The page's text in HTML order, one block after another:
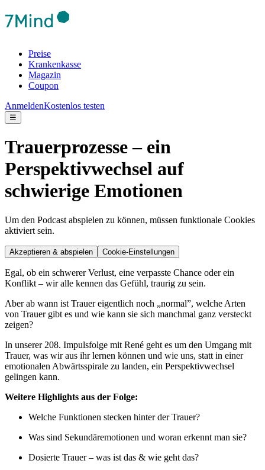
Preise
Krankenkasse
Magazin
Coupon
AnmeldenKostenlos testen
☰
Trauerprozesse – ein
Perspektivwechsel auf
schwierige Emotionen
Um den Podcast abspielen zu können, müssen funktionale Cookies
aktiviert sein.
Akzeptieren & abspielen Cookie-Einstellungen
Egal, ob ein schwerer Verlust, eine verpasste Chance oder ein
Konflikt – wir alle kennen das Gefühl, traurig zu sein.
Aber ab wann ist Trauer eigentlich noch „normal”, welche Arten
von Trauer gibt es und wie kann sie sich manchmal ganz versteckt
zeigen?
In unserer 208. Impulsfolge mit René geht es um den Umgang mit
Trauer, was wir aus ihr lernen können und wie uns, statt in einer
emotionalen Abwärtsspirale zu landen, ein Perspektivwechsel
gelingen kann.
Weitere Highlights aus der Folge:
Welche Funktionen stecken hinter der Trauer?
Was sind Sekundäremotionen und woran erkennt man sie?
Dosierte Trauer – was ist das & wie geht das?